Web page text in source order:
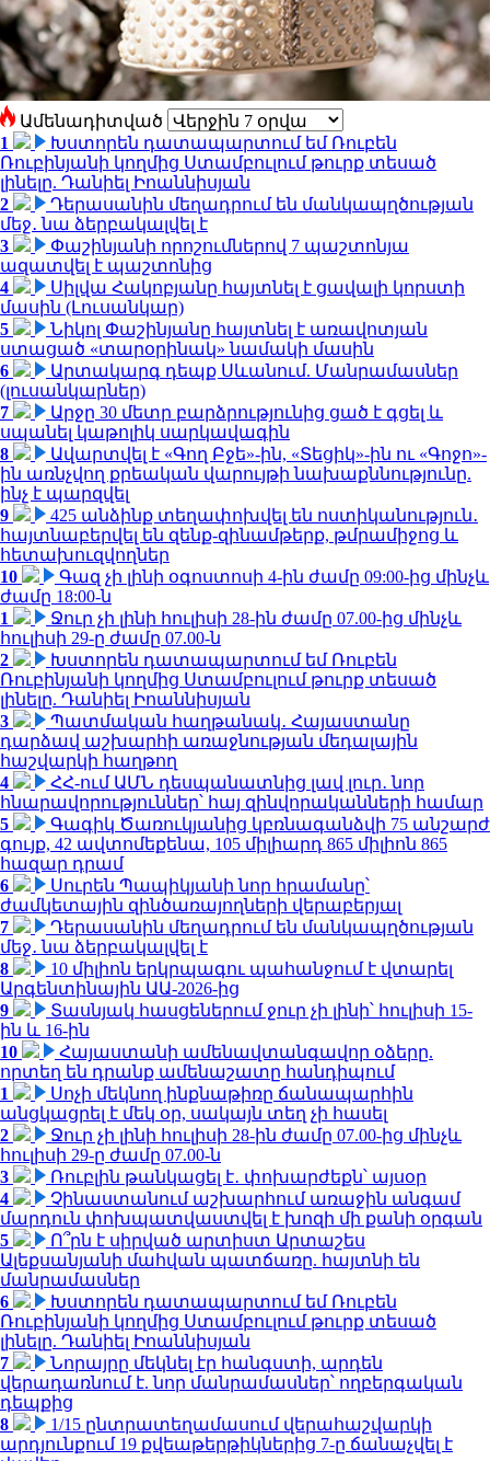
Ամենադիտված
1
Խստորեն դատապարտում եմ Ռուբեն
Ռուբինյանի կողմից Ստամբուլում թուրք տեսած
լինելը. Դանիել Իոաննիսյան
2
Դերասանին մեղադրում են մանկապղծության
մեջ․ նա ձերբակալվել է
3
Փաշինյանի որոշումներով 7 պաշտոնյա
ազատվել է պաշտոնից
4
Սիլվա Հակոբյանը հայտնել է ցավալի կորստի
մասին (Լուսանկար)
5
Նիկոլ Փաշինյանը հայտնել է առավոտյան
ստացած «տարօրինակ» նամակի մասին
6
Արտակարգ դեպք Սևանում. Մանրամասներ
(լուսանկարներ)
7
Արջը 30 մետր բարձրությունից ցած է գցել և
սպանել կաթոլիկ սարկավագին
8
Ավարտվել է «Գող Բջե»-ին, «Տեցիկ»-ին ու «Գոջո»-
ին առնչվող քրեական վարույթի նախաքննությունը.
ինչ է պարզվել
9
425 անձինք տեղափոխվել են ոստիկանություն․
հայտնաբերվել են զենք-զինամթերք, թմրամիջոց և
հետախուզվողներ
10
Գազ չի լինի օգոստոսի 4-ին ժամը 09:00-ից մինչև
ժամը 18:00-ն
1
Ջուր չի լինի հուլիսի 28-ին ժամը 07.00-ից մինչև
հուլիսի 29-ը ժամը 07.00-ն
2
Խստորեն դատապարտում եմ Ռուբեն
Ռուբինյանի կողմից Ստամբուլում թուրք տեսած
լինելը. Դանիել Իոաննիսյան
3
Պատմական հաղթանակ․ Հայաստանը
դարձավ աշխարհի առաջնության մեդալային
հաշվարկի հաղթող
4
ՀՀ-ում ԱՄՆ դեսպանատնից լավ լուր․ նոր
հնարավորություններ՝ հայ զինվորականների համար
5
Գագիկ Ծառուկյանից կբռնագանձվի 75 անշարժ
գույք, 42 ավտոմեքենա, 105 միլիարդ 865 միլիոն 865
հազար դրամ
6
Սուրեն Պապիկյանի նոր հրամանը՝
ժամկետային զինծառայողների վերաբերյալ
7
Դերասանին մեղադրում են մանկապղծության
մեջ․ նա ձերբակալվել է
8
10 միլիոն երկրպագու պահանջում է վտարել
Արգենտինային ԱԱ-2026-ից
9
Տասնյակ հասցեներում ջուր չի լինի՝ հուլիսի 15-
ին և 16-ին
10
Հայաստանի ամենավտանգավոր օձերը.
որտեղ են դրանք ամենաշատը հանդիպում
1
Սոչի մեկնող ինքնաթիռը ճանապարհին
անցկացրել է մեկ օր, սակայն տեղ չի հասել
2
Ջուր չի լինի հուլիսի 28-ին ժամը 07.00-ից մինչև
հուլիսի 29-ը ժամը 07.00-ն
3
Ռուբլին թանկացել է․ փոխարժեքն՝ այսօր
4
Չինաստանում աշխարհում առաջին անգամ
մարդուն փոխպատվաստվել է խոզի մի քանի օրգան
5
Ո՞րն է սիրված արտիստ Արտաշես
Ալեքսանյանի մահվան պատճառը. հայտնի են
մանրամասներ
6
Խստորեն դատապարտում եմ Ռուբեն
Ռուբինյանի կողմից Ստամբուլում թուրք տեսած
լինելը. Դանիել Իոաննիսյան
7
Նորայրը մեկնել էր հանգստի, արդեն
վերադառնում է. նոր մանրամասներ՝ ողբերգական
դեպքից
8
1/15 ընտրատեղամասում վերահաշվարկի
արդյունքում 19 քվեաթերթիկներից 7-ը ճանաչվել է